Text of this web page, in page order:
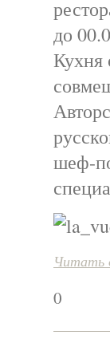
до
Кухня
шеф-
Читать
0